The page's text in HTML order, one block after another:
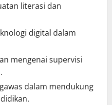
literasi dan
digital dalam
mengenai supervisi
dalam mendukung